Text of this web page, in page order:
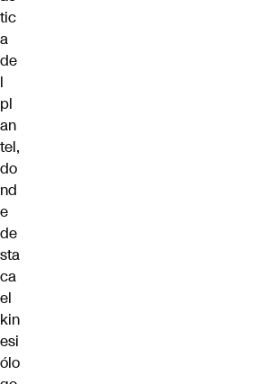
tic
a
de
l
pl
an
tel,
do
nd
e
de
sta
ca
el
kin
esi
ólo